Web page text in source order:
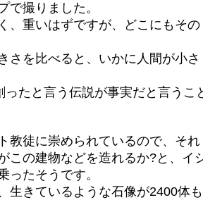
で撮りました。
、重いはずですが、どこにもその
さを比べると、いかに人間が小さ
ったと言う伝説が事実だと言うこ
教徒に崇められているので、それ
この建物などを造れるか?と、イ
ったそうです。
生きているような石像が2400体も